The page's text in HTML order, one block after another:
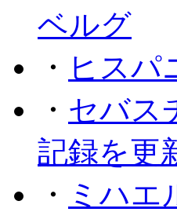
ベルグ
・ ヒスパ
・ セバス
記録を更
・ ミハエ